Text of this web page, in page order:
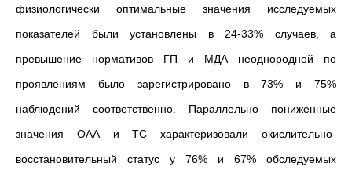
физиологически оптимальные значения исследуемых
показателей были установлены в 24-33% случаев, а
превышение нормативов ГП и МДА неоднородной по
проявлениям было зарегистрировано в 73% и 75%
наблюдений соответственно. Параллельно пониженные
значения ОАА и ТС характеризовали окислительно-
восстановительный статус у 76% и 67% обследуемых